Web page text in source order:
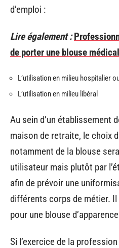
d’emploi :
Lire également :
de porter une blouse
L’utilisation en milieu hospitalier
L’utilisation en milieu libéral
Au sein d’un établissement
maison de retraite, le choix
notamment de la blouse
utilisateur mais plutôt par
afin de prévoir une
différents corps de métier. Il
pour une blouse
Si l’exercice de la